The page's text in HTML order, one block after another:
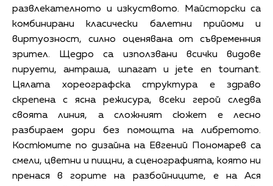
развлекателното и изкуството. Майсторски са
комбинирани класически балетни прийоми и
виртуозност, силно оценявана от съвременния
зрител. Щедро са използвани всички видове
пируети, антраша, шпагат и jete en tournant.
Цялата хореографска структура е здраво
скрепена с ясна режисура, всеки герой следва
своята линия, а сложният сюжет е лесно
разбираем дори без помощта на либретото.
Костюмите по дизайна на Евгений Пономарев са
смели, цветни и пищни, а сценографията, която ни
пренася в горите на разбойниците, е на Ася